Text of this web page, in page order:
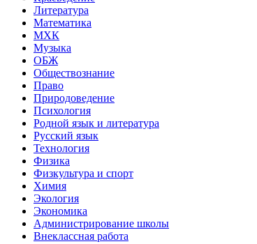
Литература
Математика
МХК
Музыка
ОБЖ
Обществознание
Право
Природоведение
Психология
Родной язык и литература
Русский язык
Технология
Физика
Физкультура и спорт
Химия
Экология
Экономика
Администрирование школы
Внеклассная работа